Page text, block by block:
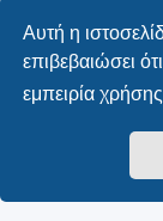
Αυτή η
επιβεβαιώσει
εμπειρία